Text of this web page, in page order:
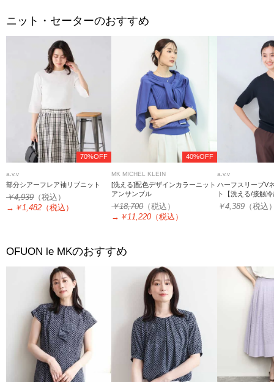
ニット・セーターのおすすめ
70%OFF
a.v.v
部分シアーフレア袖リブニット
￥4,939 （税込）
→ ￥1,482 （税込）
40%OFF
MK MICHEL KLEIN
[洗える]配色デザインカラーニット
アンサンブル
￥18,700（税込）
→ ￥11,220 （税込）
a.v.v
ハーフスリーブV
ト【洗える/接触
￥4,389（税込
OFUON le MKのおすすめ